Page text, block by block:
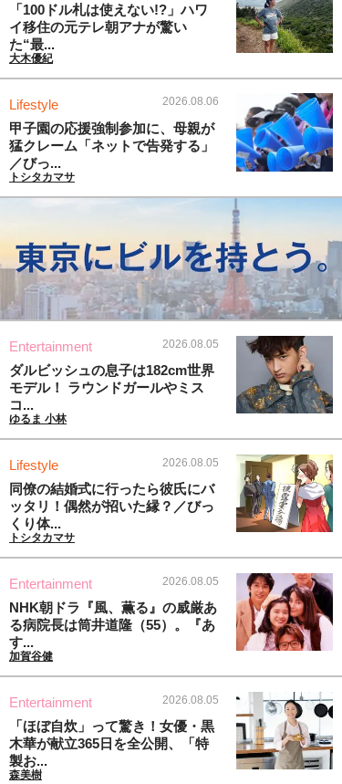
「100ドル札は使えない!?」ハワ
イ移住の元テレ朝アナが驚い
た“最...
大木優紀
Lifestyle 2026.08.06
甲子園の応援強制参加に、母親が
猛クレーム「ネットで告発する」
／びっ...
トシタカマサ
Entertainment 2026.08.05
ダルビッシュの息子は182cm世界
モデル！ ラウンドガールやミス
コ...
ゆるま 小林
Lifestyle 2026.08.05
同僚の結婚式に行ったら彼氏にバ
ッタリ！偶然が招いた縁？／びっ
くり体...
トシタカマサ
Entertainment 2026.08.05
NHK朝ドラ『風、薫る』の威厳あ
る病院長は筒井道隆（55）。『あ
す...
加賀谷健
Entertainment 2026.08.05
「ほぼ自炊」って驚き！女優・黒
木華が献立365日を全公開、「特
製お...
森美樹